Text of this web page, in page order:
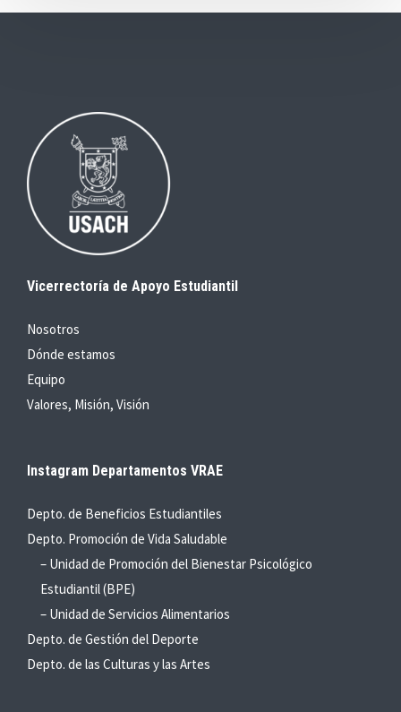
Vicerrectoría de Apoyo Estudiantil
Nosotros
Dónde estamos
Equipo
Valores, Misión, Visión
Instagram Departamentos VRAE
Depto. de Beneficios Estudiantiles
Depto. Promoción de Vida Saludable
– Unidad de Promoción del Bienestar Psicológico
Estudiantil (BPE)
– Unidad de Servicios Alimentarios
Depto. de Gestión del Deporte
Depto. de las Culturas y las Artes